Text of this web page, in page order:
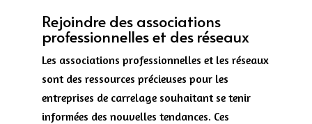
Rejoindre des associations
professionnelles et des réseaux
Les associations professionnelles et les réseaux
sont des ressources précieuses pour les
entreprises de carrelage souhaitant se tenir
informées des nouvelles tendances. Ces